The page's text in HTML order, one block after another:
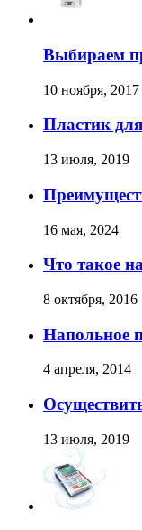
Выбираем
10 ноября, 2017
Пластик
13 июля, 2019
16 мая, 2024
Что такое
8 октября, 2016
Напольное
4 апреля, 2014
13 июля, 2019